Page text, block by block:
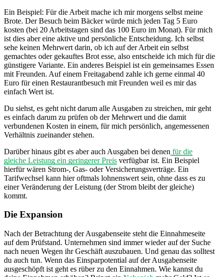
Ein Beispiel: Für die Arbeit mache ich mir morgens selbst meine
Brote. Der Besuch beim Bäcker würde mich jeden Tag 5 Euro
kosten (bei 20 Arbeitstagen sind das 100 Euro im Monat). Für mich
ist dies aber eine aktive und persönliche Entscheidung. Ich selbst
sehe keinen Mehrwert darin, ob ich auf der Arbeit ein selbst
gemachtes oder gekauftes Brot esse, also entscheide ich mich für die
günstigere Variante. Ein anderes Beispiel ist ein gemeinsames Essen
mit Freunden. Auf einem Freitagabend zahle ich gerne einmal 40
Euro für einen Restaurantbesuch mit Freunden weil es mir das
einfach Wert ist.
Du siehst, es geht nicht darum alle Ausgaben zu streichen, mir geht
es einfach darum zu prüfen ob der Mehrwert und die damit
verbundenen Kosten in einem, für mich persönlich, angemessenen
Verhältnis zueinander stehen.
Darüber hinaus gibt es aber auch Ausgaben bei denen für die
gleiche Leistung ein geringerer Preis verfügbar ist. Ein Beispiel
hierfür wären Strom-, Gas- oder Versicherungsverträge. Ein
Tarifwechsel kann hier oftmals lohnenswert sein, ohne dass es zu
einer Veränderung der Leistung (der Strom bleibt der gleiche)
kommt.
Die Expansion
Nach der Betrachtung der Ausgabenseite steht die Einnahmeseite
auf dem Prüfstand. Unternehmen sind immer wieder auf der Suche
nach neuen Wegen ihr Geschäft auszubauen. Und genau das solltest
du auch tun. Wenn das Einsparpotential auf der Ausgabenseite
ausgeschöpft ist geht es rüber zu den Einnahmen. Wie kannst du